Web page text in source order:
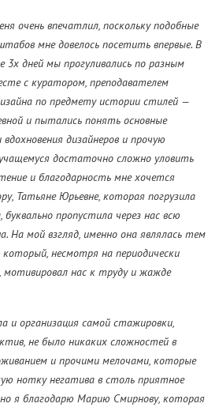
очень впечатлил, поскольку подобные
мне довелось посетить впервые. В
3х дней мы прогуливались по разным
c куратором, преподавателем
по предмету истории стилей —
и пытались понять основные
дизайнеров и прочую
достаточно сложно уловить
и благодарность мне хочется
Татьяне Юрьевне, которая погрузила
пропустила через нас всю
На мой взгляд, именно она являлась тем
несмотря на периодически
нас к труду и жажде
и организация самой стажировки,
не было никаких сложностей в
и прочими мелочами, которые
нотку негатива в столь приятное
я благодарю Марию Смирнову, которая